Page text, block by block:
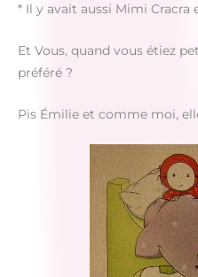
* Il y avait aussi Mimi Cracra
Et Vous, quand vous étiez
préféré ?
Pis Émilie et comme moi,